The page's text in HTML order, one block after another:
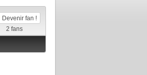
Devenir fan !
2 fans